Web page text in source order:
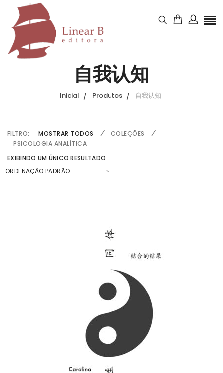
自我认知
Inicial Produtos 自我认知
FILTRO: MOSTRAR TODOS
COLEÇÕES
PSICOLOGIA ANALÍTICA
EXIBINDO UM ÚNICO RESULTADO